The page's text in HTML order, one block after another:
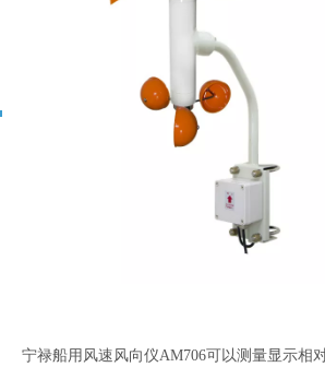
宁禄船用风速风向仪AM706可以测量显示相